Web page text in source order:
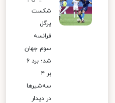
شکست
پرگل
فرانسه
سوم جهان
شد؛ برد ۶
بر ۴
سه‌شیرها
در دیدار